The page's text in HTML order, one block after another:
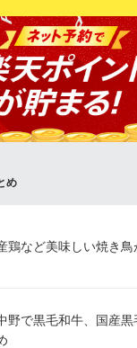
CAFE 中野セントラル
口 徒歩1分
野セントラルパークサウス1F
め
鶏など美味しい焼き
野で黒毛和牛、国産